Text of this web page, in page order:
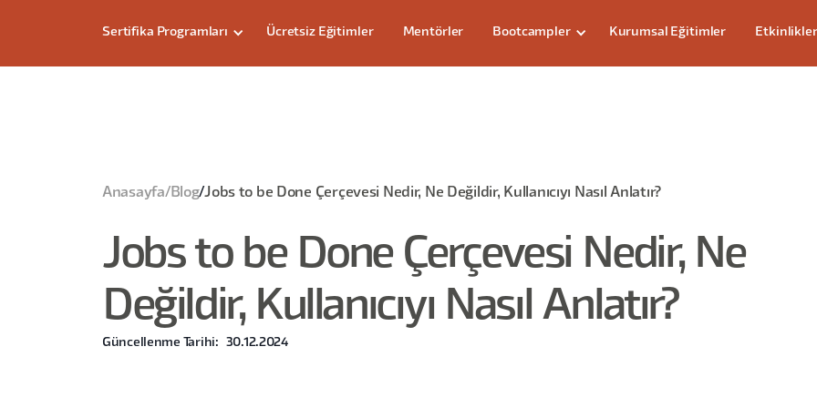
Sertifika Programları Ücretsiz Eğitimler Mentörler Bootcampler Kurumsal Eğitimler Etkinlikler
Anasayfa/ Blog/Jobs to be Done Çerçevesi Nedir, Ne Değildir, Kullanıcıyı Nasıl Anlatır?
Jobs to be Done Çerçevesi Nedir, Ne
Değildir, Kullanıcıyı Nasıl Anlatır?
Güncellenme Tarihi: 30.12.2024